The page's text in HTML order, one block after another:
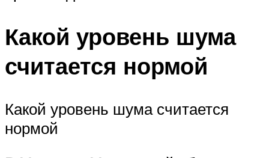
Какой уровень шума
считается нормой
Какой уровень шума считается
нормой